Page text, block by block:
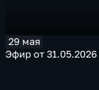
29 мая
Эфир от 31.05.2026